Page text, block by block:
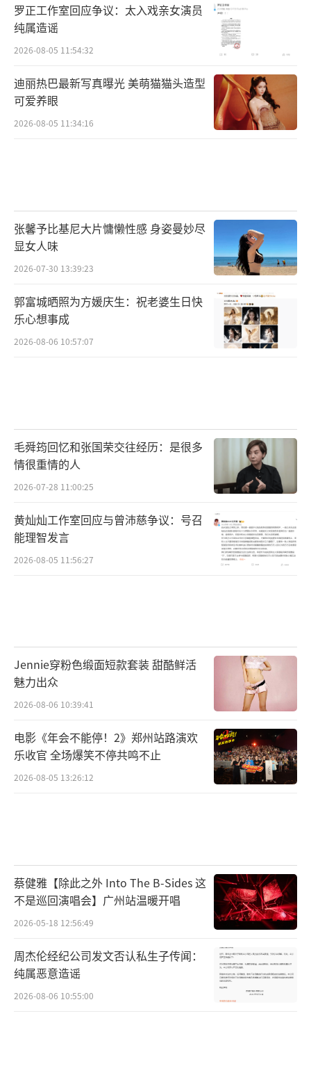
罗正工作室回应争议：太入戏亲女演员
纯属造谣
2026-08-05 11:54:32
迪丽热巴最新写真曝光 美萌猫猫头造型
可爱养眼
2026-08-05 11:34:16
张馨予比基尼大片慵懒性感 身姿曼妙尽
显女人味
2026-07-30 13:39:23
郭富城晒照为方媛庆生：祝老婆生日快
乐心想事成
2026-08-06 10:57:07
毛舜筠回忆和张国荣交往经历：是很多
情很重情的人
2026-07-28 11:00:25
黄灿灿工作室回应与曾沛慈争议：号召
能理智发言
2026-08-05 11:56:27
Jennie穿粉色缎面短款套装 甜酷鲜活
魅力出众
2026-08-06 10:39:41
电影《年会不能停！2》郑州站路演欢
乐收官 全场爆笑不停共鸣不止
2026-08-05 13:26:12
蔡健雅【除此之外 Into The B-Sides 这
不是巡回演唱会】广州站温暖开唱
2026-05-18 12:56:49
周杰伦经纪公司发文否认私生子传闻：
纯属恶意造谣
2026-08-06 10:55:00